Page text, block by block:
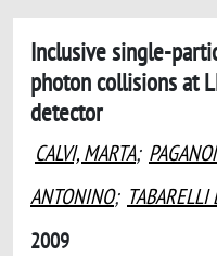
Inclusive single-
photon collisions at
detector
CALVI, MARTA;
ANTONINO; TABARELLI
2009